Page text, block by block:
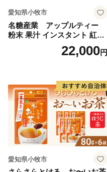
愛知県小牧市
名糖産業 アップルティー
粉末 果汁 インスタント 紅茶
ティー ビタミンC 袋 ロング
セラー 粉末飲料 粉末茶 簡単
22,000円
愛知県小牧市